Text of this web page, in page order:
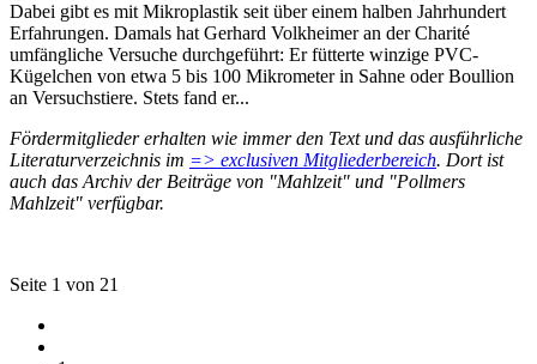
Dabei gibt es mit Mikroplastik seit über einem halben Jahrhundert
Erfahrungen. Damals hat Gerhard Volkheimer an der Charité
umfängliche Versuche durchgeführt: Er fütterte winzige PVC-
Kügelchen von etwa 5 bis 100 Mikrometer in Sahne oder Boullion
an Versuchstiere. Stets fand er...
Fördermitglieder erhalten wie immer den Text und das ausführliche
Literaturverzeichnis im => exclusiven Mitgliederbereich. Dort ist
auch das Archiv der Beiträge von "Mahlzeit" und "Pollmers
Mahlzeit" verfügbar.
Seite 1 von 21